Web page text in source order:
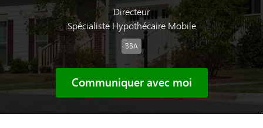
Directeur
Spécialiste Hypothécaire Mobile
BBA
Communiquer avec moi